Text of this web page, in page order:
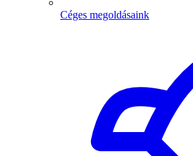
Céges megoldásaink